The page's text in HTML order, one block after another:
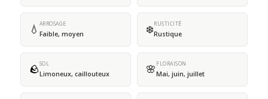
💧 ARROSAGE
Faible, moyen ❄️RUSTICITÉ
Rustique
🪨SOL
Limoneux, caillouteux 🌸 FLORAISON
Mai, juin, juillet